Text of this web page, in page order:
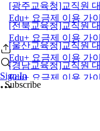
Sign In
[광주교육청]교직원
Edu+ 요금제 이용 가
[전북교육청]교직원
Edu+ 요금제 이용 가
[울산교육청]교직원
Edu+ 요금제 이용 가
[경남교육청]교직원
Edu+ 요금제 이용 가
Subscribe